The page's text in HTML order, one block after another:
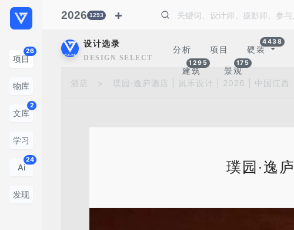
项目
26
物库
文库
2
学习
Ai
24
发现
2026 1293
设计选录
DESIGN SELECTION
分析 项目 硬装
4438
建筑
1295
景观
175
酒店 > 璞园·逸庐酒店 | 岚禾设计 | 2026 | 中国江西
璞园·逸